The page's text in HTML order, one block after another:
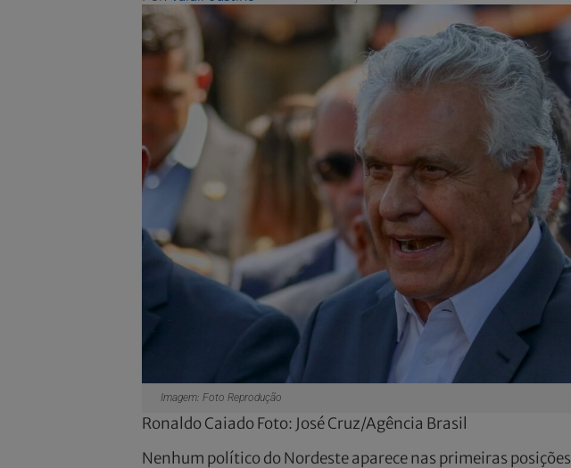
Imagem: Foto Reprodução
Ronaldo Caiado Foto: José Cruz/Agência Brasil
Nenhum político do Nordeste aparece nas primeiras posições